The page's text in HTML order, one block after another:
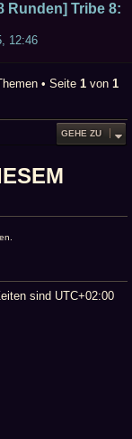
Runden] Tribe 8:
12:46
• Seite 1 von 1
GEHE ZU
sind UTC+02:00